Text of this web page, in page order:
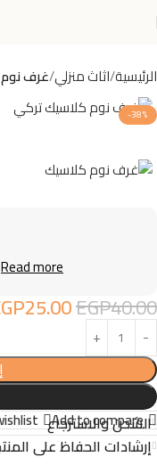
الرئيسية اثاث منزلي غرف نوم
-38%
Read more
EGP40.00
25.00
Add to compare
الشحن والاسترجاع
إرشادات الحفاظ على